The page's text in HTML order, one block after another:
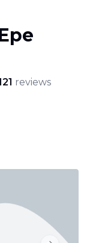
reviews